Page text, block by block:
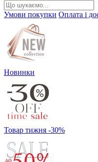
Умови покупки Оплата і
Новинки
Товар тижня -30%